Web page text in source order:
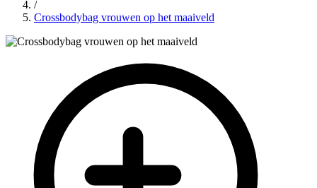
/
Crossbodybag vrouwen op het maaiveld